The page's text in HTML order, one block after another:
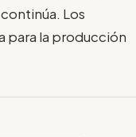
Los
para la producción